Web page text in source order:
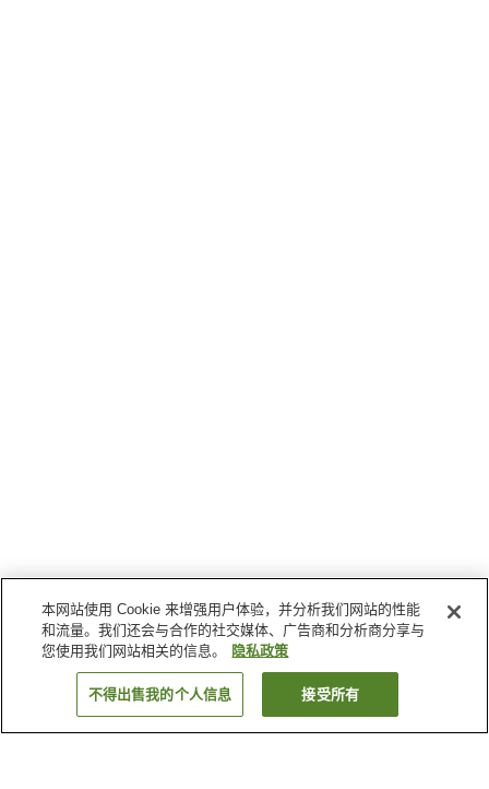
本网站使用 Cookie 来增强用户体验，并分析我们网站的性能
和流量。我们还会与合作的社交媒体、广告商和分析商分享与
您使用我们网站相关的信息。
隐私政策
不得出售我的个人信息 接受所有